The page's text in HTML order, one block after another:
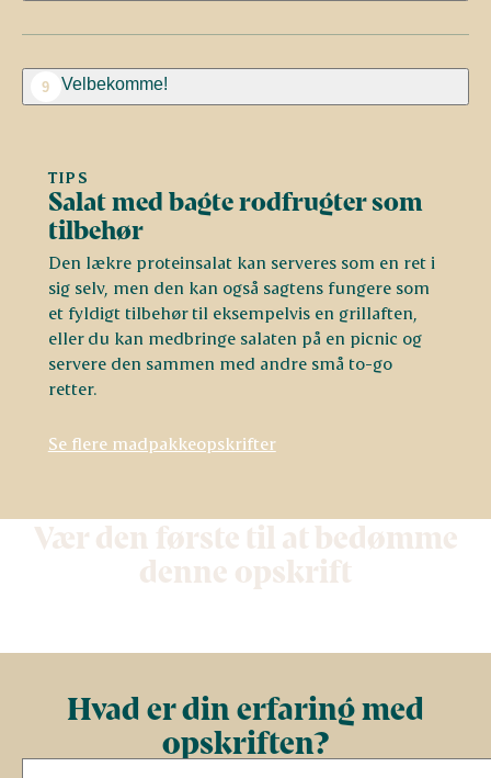
9 Velbekomme!
TIPS
Salat med bagte rodfrugter som
tilbehør
Den lækre proteinsalat kan serveres som en ret i
sig selv, men den kan også sagtens fungere som
et fyldigt tilbehør til eksempelvis en grillaften,
eller du kan medbringe salaten på en picnic og
servere den sammen med andre små to-go
retter.
Se flere madpakkeopskrifter
Vær den første til at bedømme
denne opskrift
Hvad er din erfaring med
opskriften?